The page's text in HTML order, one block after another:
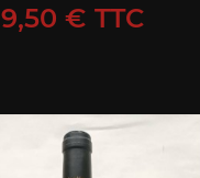
Prix
9,50 € TTC